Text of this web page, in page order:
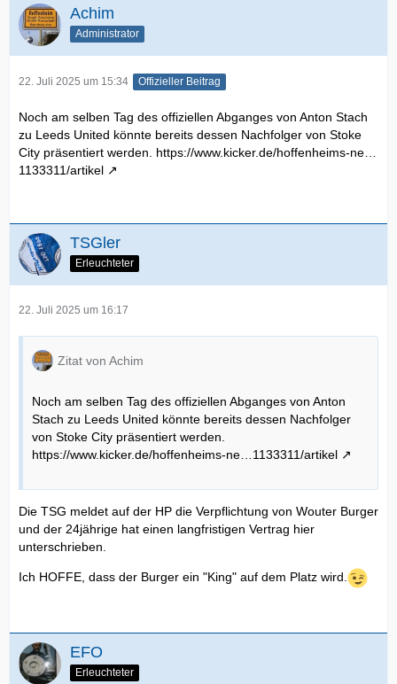
Achim
Administrator
22. Juli 2025 um 15:34 Offizieller Beitrag
Noch am selben Tag des offiziellen Abganges von Anton Stach
zu Leeds United könnte bereits dessen Nachfolger von Stoke
City präsentiert werden. https://www.kicker.de/hoffenheims-ne…
1133311/artikel
TSGler
Erleuchteter
22. Juli 2025 um 16:17
Zitat von Achim
Noch am selben Tag des offiziellen Abganges von Anton
Stach zu Leeds United könnte bereits dessen Nachfolger
von Stoke City präsentiert werden.
https://www.kicker.de/hoffenheims-ne…1133311/artikel
Die TSG meldet auf der HP die Verpflichtung von Wouter Burger
und der 24jährige hat einen langfristigen Vertrag hier
unterschrieben.
Ich HOFFE, dass der Burger ein "King" auf dem Platz wird.
EFO
Erleuchteter